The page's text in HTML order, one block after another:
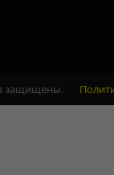
защищены.